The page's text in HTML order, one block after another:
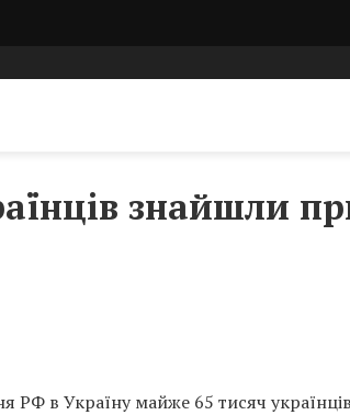
знайшли
РФ в Україну майже 65 тисяч